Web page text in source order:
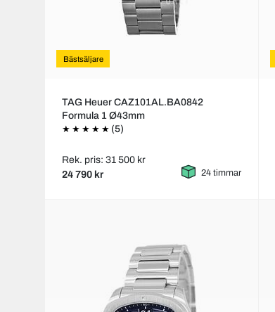
Bästsäljare
TAG Heuer CAZ101AL.BA0842
Formula 1 Ø43mm
(5)
Rek. pris: 31 500 kr
24 790 kr 24 timmar